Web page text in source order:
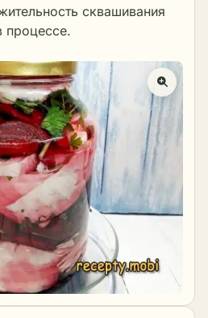
сквашивания
процессе.